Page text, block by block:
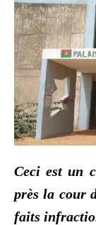
Ceci est un
près la cour
faits